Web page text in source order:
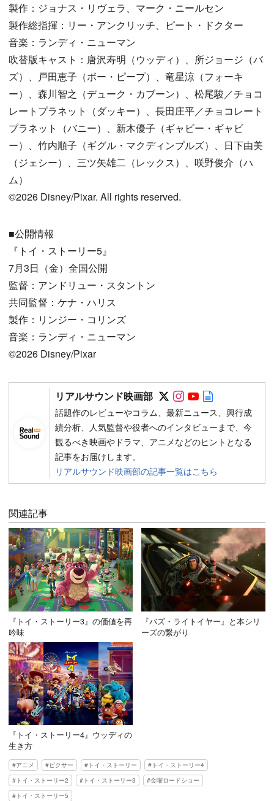
製作：ジョナス・リヴェラ、マーク・ニールセン
製作総指揮：リー・アンクリッチ、ピート・ドクター
音楽：ランディ・ニューマン
吹替版キャスト：唐沢寿明（ウッディ）、所ジョージ（バ
ズ）、戸田恵子（ボー・ピープ）、竜星涼（フォーキ
ー）、森川智之（デューク・カブーン）、松尾駿／チョコ
レートプラネット（ダッキー）、長田庄平／チョコレート
プラネット（バニー）、新木優子（ギャビー・ギャビ
ー）、竹内順子（ギグル・マクディンプルズ）、日下由美
（ジェシー）、三ツ矢雄二（レックス）、咲野俊介（ハ
ム）
©2026 Disney/Pixar. All rights reserved.
■公開情報
『トイ・ストーリー5』
7月3日（金）全国公開
監督：アンドリュー・スタントン
共同監督：ケナ・ハリス
製作：リンジー・コリンズ
音楽：ランディ・ニューマン
©2026 Disney/Pixar
リアルサウンド映画部 Follow on SNS
Follow on SNS
Follow on
話題作のレビューやコラム、最新ニュース、興行成
績分析、人気監督や役者へのインタビューまで、今
観るべき映画やドラマ、アニメなどのヒントとなる
記事をお届けします。
リアルサウンド映画部の記事一覧はこちら
関連記事
『トイ・ストーリー3』の価値を再
吟味
『バズ・ライトイヤー』と本シリ
ーズの繋がり
『トイ・ストーリー4』ウッディの
生き方
アニメ ピクサー トイ・ストーリー
トイ・ストーリー4
トイ・ストーリー2
トイ・ストーリー3
金曜ロードショー
トイ・ストーリー5